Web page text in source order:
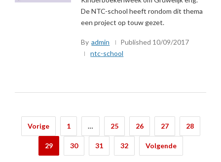
De NTC-school heeft rondom dit thema
een project op touw gezet.
By admin Published 10/09/2017
ntc-school
Berichtnavigatie
Vorige 1 … 25 26 27 28
29 30 31 32 Volgende